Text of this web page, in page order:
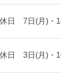
日 7日(月)・
日 3日(月)・